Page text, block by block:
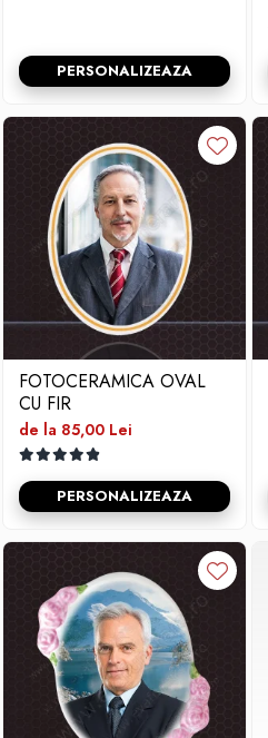
PERSONALIZEAZA
FOTOCERAMICA OVAL
CU FIR
de la 85,00 Lei
PERSONALIZEAZA